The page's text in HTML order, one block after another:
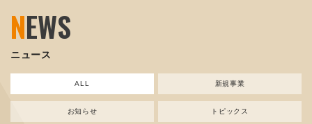
NEWS
ニュース
ALL 新規事業
お知らせ トピックス